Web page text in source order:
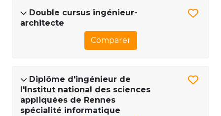
Double cursus ingénieur-
architecte
Comparer
Diplôme d'ingénieur de
l'Institut national des sciences
appliquées de Rennes
spécialité informatique